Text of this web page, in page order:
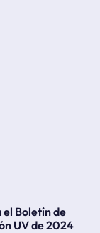
el Boletín de
UV de 2024